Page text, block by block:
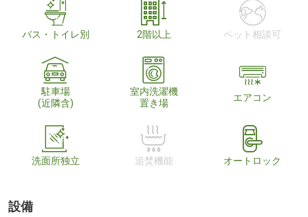
バス・トイレ別 2階以上 ペット相談可
駐車場
(近隣含)
室内洗濯機
置き場
エアコン
洗面所独立 追焚機能 オートロック
設備